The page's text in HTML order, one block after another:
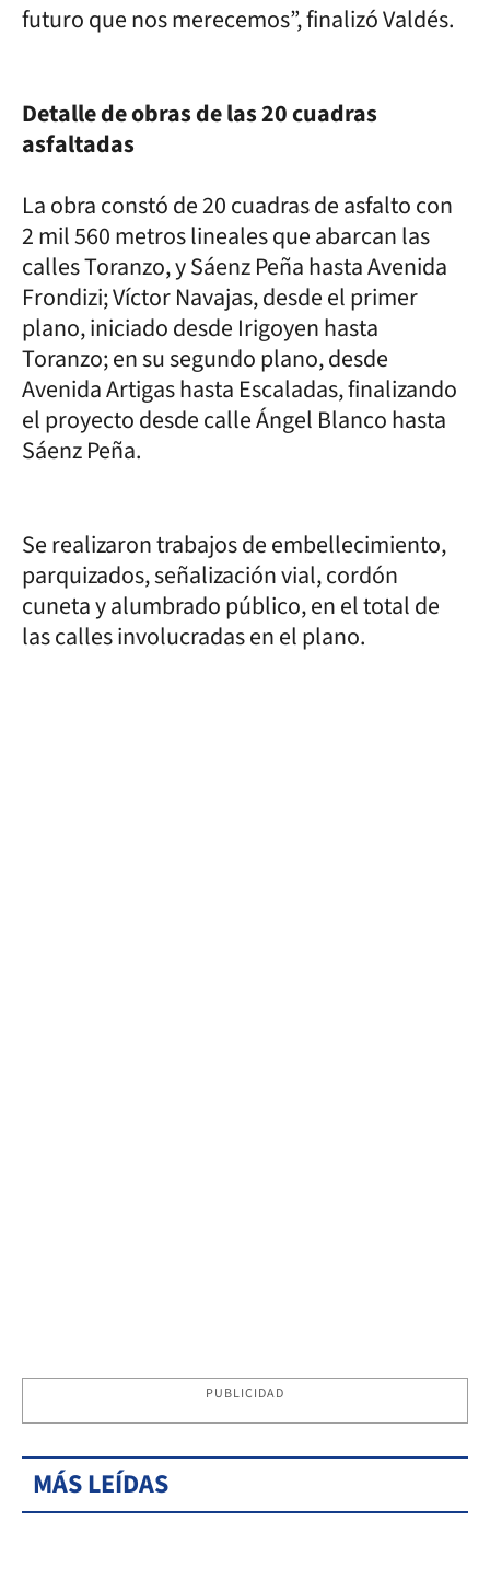
futuro que nos merecemos”, finalizó Valdés.
Detalle de obras de las 20 cuadras
asfaltadas
La obra constó de 20 cuadras de asfalto con
2 mil 560 metros lineales que abarcan las
calles Toranzo, y Sáenz Peña hasta Avenida
Frondizi; Víctor Navajas, desde el primer
plano, iniciado desde Irigoyen hasta
Toranzo; en su segundo plano, desde
Avenida Artigas hasta Escaladas, finalizando
el proyecto desde calle Ángel Blanco hasta
Sáenz Peña.
Se realizaron trabajos de embellecimiento,
parquizados, señalización vial, cordón
cuneta y alumbrado público, en el total de
las calles involucradas en el plano.
PUBLICIDAD
MÁS LEÍDAS